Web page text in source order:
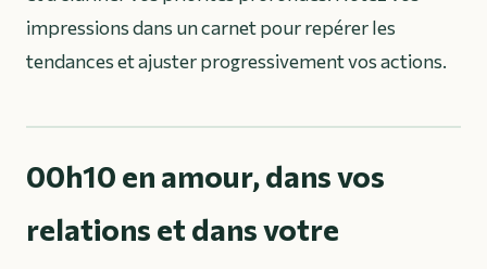
impressions dans un carnet pour repérer les
tendances et ajuster progressivement vos actions.
00h10 en amour, dans vos
relations et dans votre